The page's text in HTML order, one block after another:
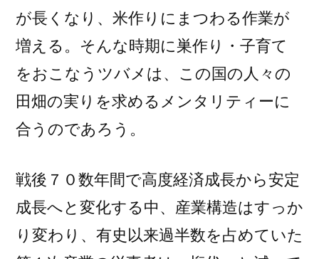
が長くなり、米作りにまつわる作業が
増える。そんな時期に巣作り・子育て
をおこなうツバメは、この国の人々の
田畑の実りを求めるメンタリティーに
合うのであろう。
戦後７０数年間で高度経済成長から安定
成長へと変化する中、産業構造はすっか
り変わり、有史以来過半数を占めていた